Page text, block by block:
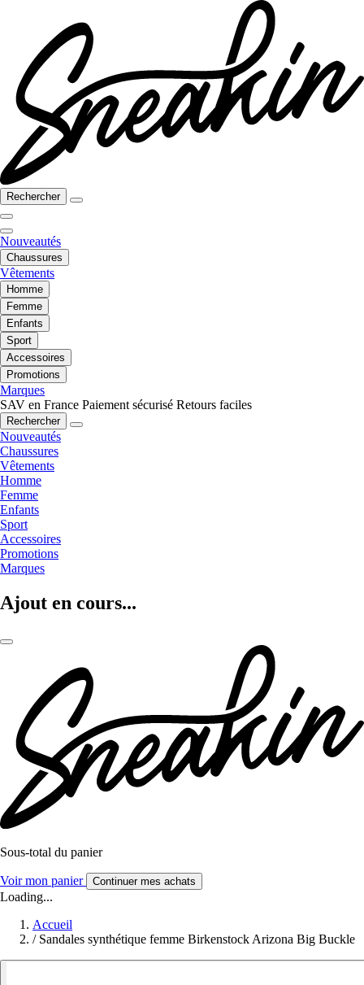
Rechercher
Nouveautés
Chaussures
Vêtements
Homme
Femme
Enfants
Sport
Accessoires
Promotions
Marques
SAV en France Paiement sécurisé Retours faciles
Rechercher
Nouveautés
Chaussures
Vêtements
Homme
Femme
Enfants
Sport
Accessoires
Promotions
Marques
Ajout en cours...
Sous-total du panier
Voir mon panier Continuer mes achats
Loading...
Accueil
/ Sandales synthétique femme Birkenstock Arizona Big Buckle